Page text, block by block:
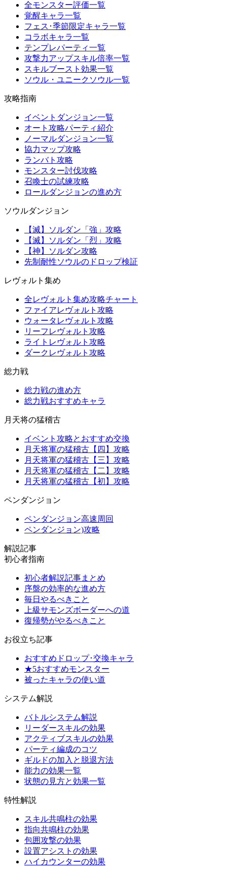
全モンスター評価一覧
覚醒キャラ一覧
フェス･季節限定キャラ一覧
コラボキャラ一覧
テンプレパーティ一覧
攻撃力アップスキル倍率一覧
スキルブースト効果一覧
ソウル・ユニークソウル一覧
攻略指南
イベントダンジョン一覧
オート攻略パーティ紹介
ノーマルダンジョン一覧
協力マップ攻略
ランバト攻略
モンスター討伐攻略
召喚士の試練攻略
ロールダンジョンの進め方
ソウルダンジョン
【滅】ソルダン「強」攻略
【滅】ソルダン「烈」攻略
【神】ソルダン攻略
先制耐性ソウルのドロップ検証
レヴォルト集め
全レヴォルト集め攻略チャート
ファイアレヴォルト攻略
ウォータレヴォルト攻略
リーフレヴォルト攻略
ライトレヴォルト攻略
ダークレヴォルト攻略
総力戦
総力戦の進め方
総力戦おすすめキャラ
月天将の猛稽古
イベント攻略とおすすめ交換
月天将軍の猛稽古【四】攻略
月天将軍の猛稽古【三】攻略
月天将軍の猛稽古【二】攻略
月天将軍の猛稽古【初】攻略
ペンダンジョン
ペンダンジョン高速周回
ペンダンジョン)攻略
解説記事
初心者指南
初心者解説記事まとめ
序盤の効率的な進め方
毎日やるべきこと
上級サモンズボーダーへの道
復帰勢がやるべきこと
お役立ち記事
おすすめドロップ･交換キャラ
★5おすすめモンスター
被ったキャラの使い道
システム解説
バトルシステム解説
リーダースキルの効果
アクティブスキルの効果
パーティ編成のコツ
ギルドの加入と脱退方法
能力の効果一覧
状態の見方と効果一覧
特性解説
スキル共鳴柱の効果
指向共鳴柱の効果
包囲攻撃の効果
設置アシストの効果
ハイカウンターの効果